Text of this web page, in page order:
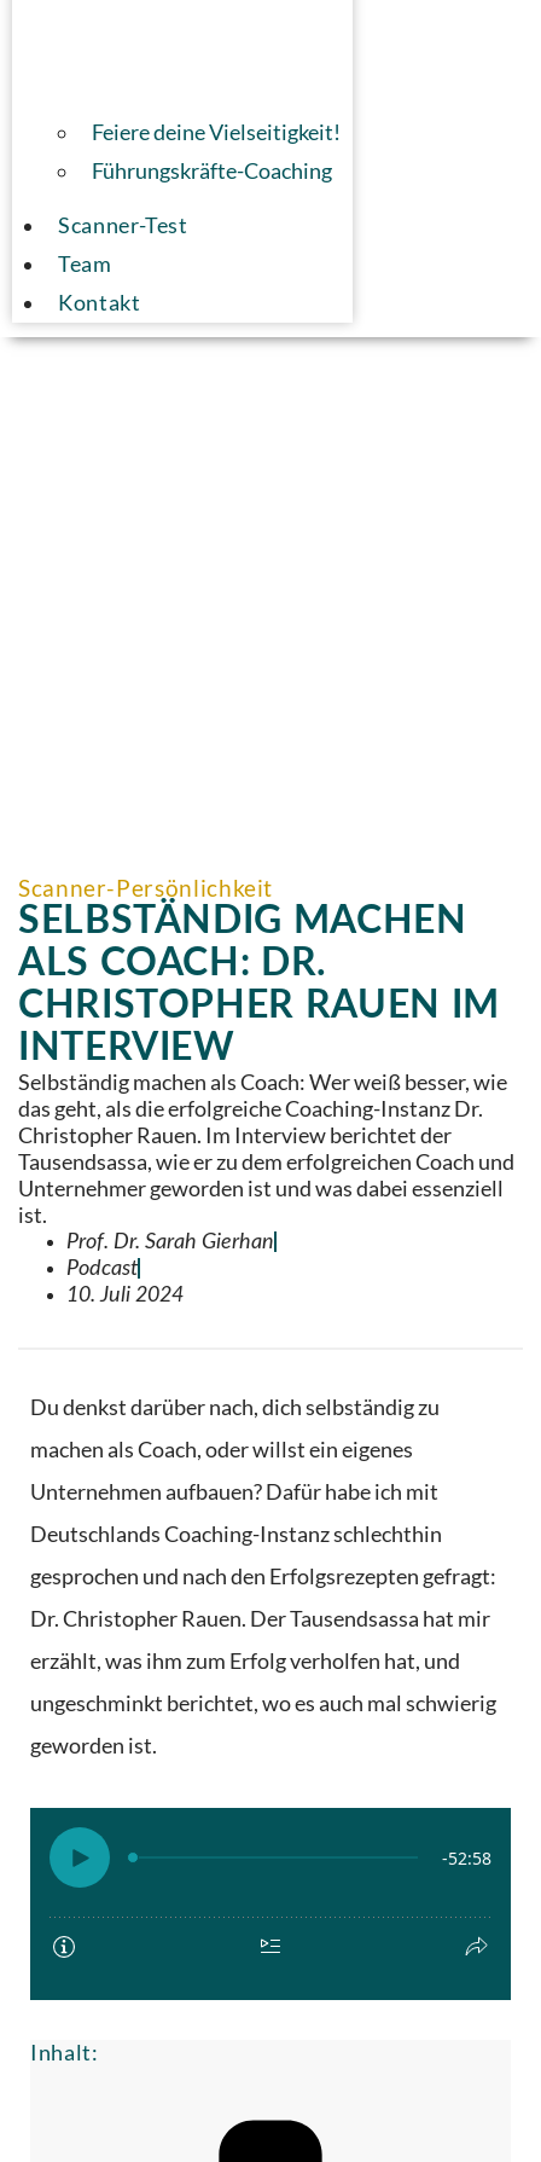
Feiere deine Vielseitigkeit!
Führungskräfte-Coaching
Scanner-Test
Team
Kontakt
Scanner-Persönlichkeit
SELBSTÄNDIG MACHEN
ALS COACH: DR.
CHRISTOPHER RAUEN IM
INTERVIEW
Selbständig machen als Coach: Wer weiß besser, wie
das geht, als die erfolgreiche Coaching-Instanz Dr.
Christopher Rauen. Im Interview berichtet der
Tausendsassa, wie er zu dem erfolgreichen Coach und
Unternehmer geworden ist und was dabei essenziell
ist.
Prof. Dr. Sarah Gierhan
Podcast
10. Juli 2024
Du denkst darüber nach, dich selbständig zu
machen als Coach, oder willst ein eigenes
Unternehmen aufbauen? Dafür habe ich mit
Deutschlands Coaching-Instanz schlechthin
gesprochen und nach den Erfolgsrezepten gefragt:
Dr. Christopher Rauen. Der Tausendsassa hat mir
erzählt, was ihm zum Erfolg verholfen hat, und
ungeschminkt berichtet, wo es auch mal schwierig
geworden ist.
Inhalt: